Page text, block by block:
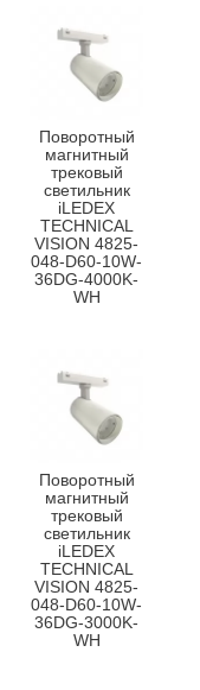
Поворотный
магнитный
трековый
светильник
iLEDEX
TECHNICAL
VISION 4825-
048-D60-10W-
36DG-4000K-
WH
Поворотный
магнитный
трековый
светильник
iLEDEX
TECHNICAL
VISION 4825-
048-D60-10W-
36DG-3000K-
WH